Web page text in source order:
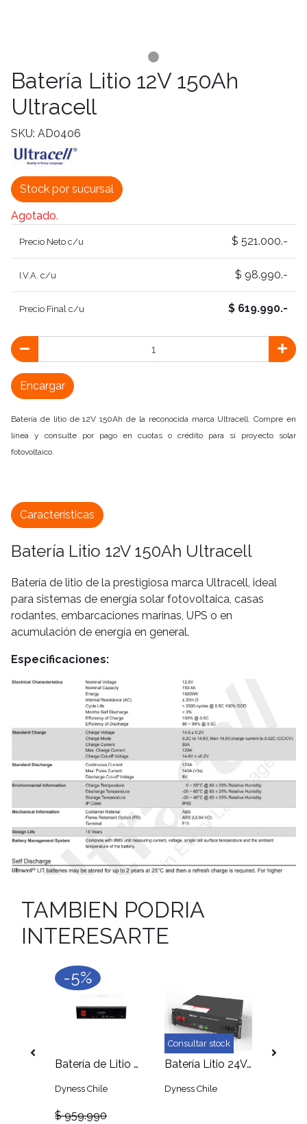
Batería Litio 12V 150Ah
Ultracell
SKU: AD0406
Stock por sucursal
Agotado.
Precio Neto c/u $ 521.000.-
I.V.A. c/u $ 98.990.-
Precio Final c/u $ 619.990.-
Encargar
Batería de litio de 12V 150Ah de la reconocida marca Ultracell. Compre en
línea y consulte por pago en cuotas o crédito para si proyecto solar
fotovoltaico.
Batería Litio 12V 150Ah Ultracell
Batería de litio de la prestigiosa marca Ultracell, ideal
para sistemas de energía solar fotovoltaica, casas
rodantes, embarcaciones marinas, UPS o en
acumulación de energía en general.
Especificaciones:
Características
TAMBIEN PODRIA
INTERESARTE
-5%
Batería de Litio 100Ah 5,12kWh Dyness DL5.0C
Dyness Chile
$ 959.990
Consultar stock
Batería Litio 24V 2.56kWh Dyness
Dyness Chile